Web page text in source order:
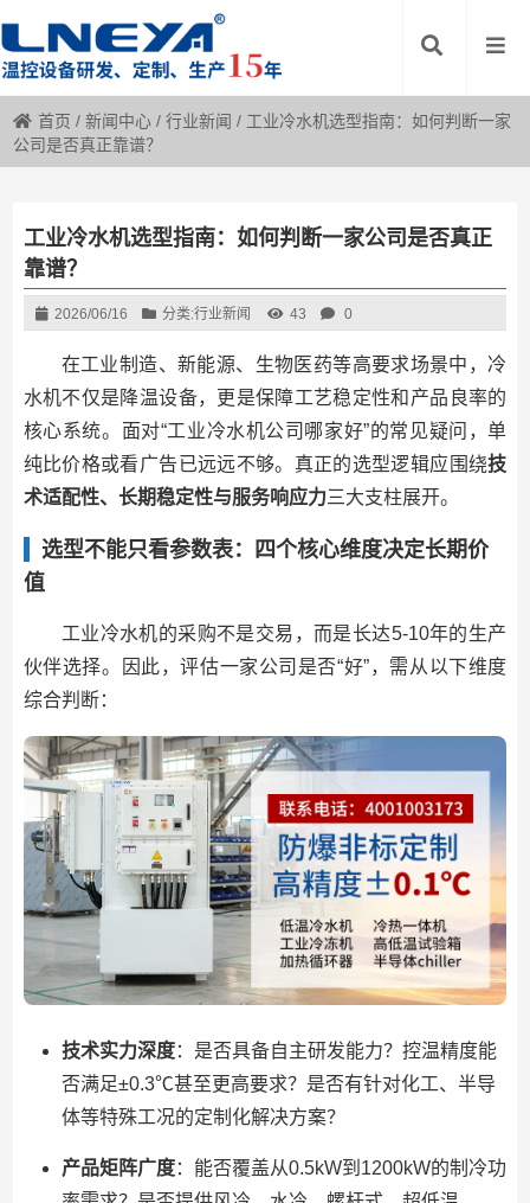
首页 /新闻中心 /行业新闻 / 工业冷水机选型指南：如何判断一家
公司是否真正靠谱？
工业冷水机选型指南：如何判断一家公司是否真正
靠谱？
2026/06/16 分类:行业新闻 43 0
在工业制造、新能源、生物医药等高要求场景中，冷
水机不仅是降温设备，更是保障工艺稳定性和产品良率的
核心系统。面对“工业冷水机公司哪家好”的常见疑问，单
纯比价格或看广告已远远不够。真正的选型逻辑应围绕技
术适配性、长期稳定性与服务响应力三大支柱展开。
选型不能只看参数表：四个核心维度决定长期价
值
工业冷水机的采购不是交易，而是长达5-10年的生产
伙伴选择。因此，评估一家公司是否“好”，需从以下维度
综合判断：
技术实力深度：是否具备自主研发能力？控温精度能
否满足±0.3℃甚至更高要求？是否有针对化工、半导
体等特殊工况的定制化解决方案？
产品矩阵广度：能否覆盖从0.5kW到1200kW的制冷功